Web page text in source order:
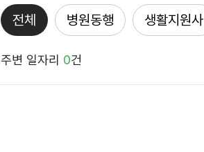
전체 병원동행 생활지원사
주변 일자리 0건